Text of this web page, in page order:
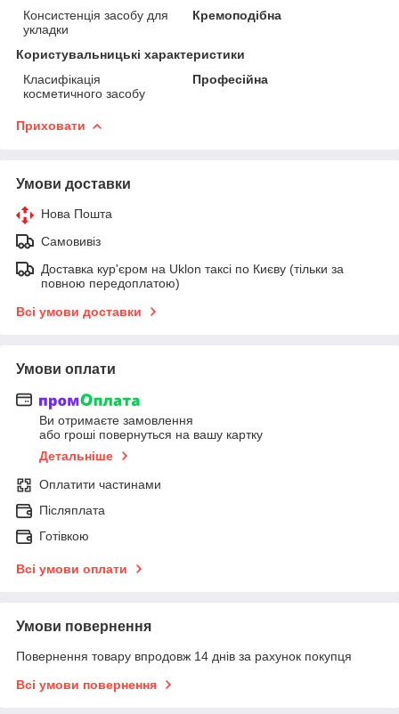
Консистенція засобу для
укладки
Кремоподібна
Користувальницькі характеристики
Класифікація
косметичного засобу
Професійна
Приховати
Умови доставки
Нова Пошта
Самовивіз
Доставка кур'єром на Uklon таксі по Києву (тільки за
повною передоплатою)
Всі умови доставки
Умови оплати
Ви отримаєте замовлення
або гроші повернуться на вашу картку
Детальніше
Оплатити частинами
Післяплата
Готівкою
Всі умови оплати
Умови повернення
Повернення товару впродовж 14 днів за рахунок покупця
Всі умови повернення